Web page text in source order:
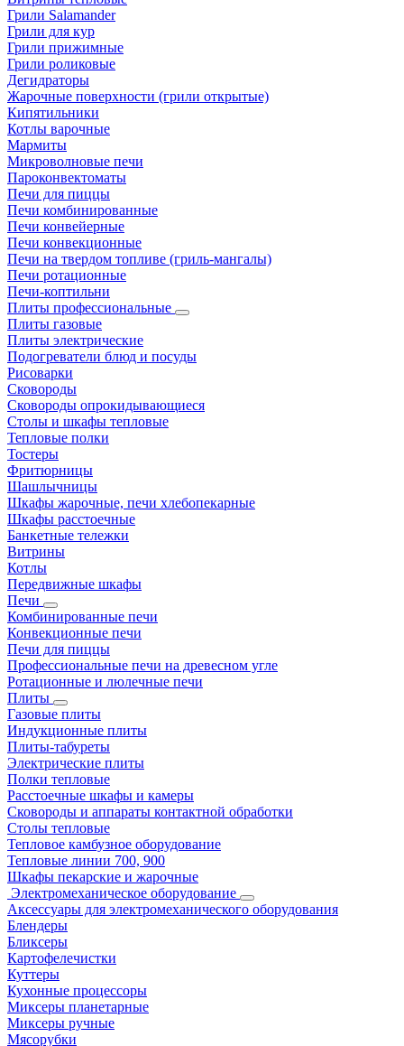
Грили Salamander
Грили для кур
Грили прижимные
Грили роликовые
Дегидраторы
Жарочные поверхности (грили открытые)
Кипятильники
Котлы варочные
Мармиты
Микроволновые печи
Пароконвектоматы
Печи для пиццы
Печи комбинированные
Печи конвейерные
Печи конвекционные
Печи на твердом топливе (гриль-мангалы)
Печи ротационные
Печи-коптильни
Плиты профессиональные
Плиты газовые
Плиты электрические
Подогреватели блюд и посуды
Рисоварки
Сковороды
Сковороды опрокидывающиеся
Столы и шкафы тепловые
Тепловые полки
Тостеры
Фритюрницы
Шашлычницы
Шкафы жарочные, печи хлебопекарные
Шкафы расстоечные
Банкетные тележки
Витрины
Котлы
Передвижные шкафы
Печи
Комбинированные печи
Конвекционные печи
Печи для пиццы
Профессиональные печи на древесном угле
Ротационные и люлечные печи
Плиты
Газовые плиты
Индукционные плиты
Плиты-табуреты
Электрические плиты
Полки тепловые
Расстоечные шкафы и камеры
Сковороды и аппараты контактной обработки
Столы тепловые
Тепловое камбузное оборудование
Тепловые линии 700, 900
Шкафы пекарские и жарочные
Электромеханическое оборудование
Аксессуары для электромеханического оборудования
Блендеры
Бликсеры
Картофелечистки
Куттеры
Кухонные процессоры
Миксеры планетарные
Миксеры ручные
Мясорубки